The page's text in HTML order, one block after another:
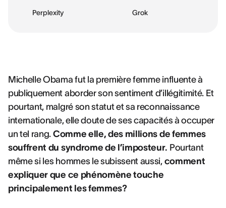
Perplexity Grok
Michelle Obama fut la première femme influente à
publiquement aborder son sentiment d’illégitimité. Et
pourtant, malgré son statut et sa reconnaissance
internationale, elle doute de ses capacités à occuper
un tel rang. Comme elle, des millions de femmes
souffrent du syndrome de l’imposteur. Pourtant
même si les hommes le subissent aussi, comment
expliquer que ce phénomène touche
principalement les femmes?